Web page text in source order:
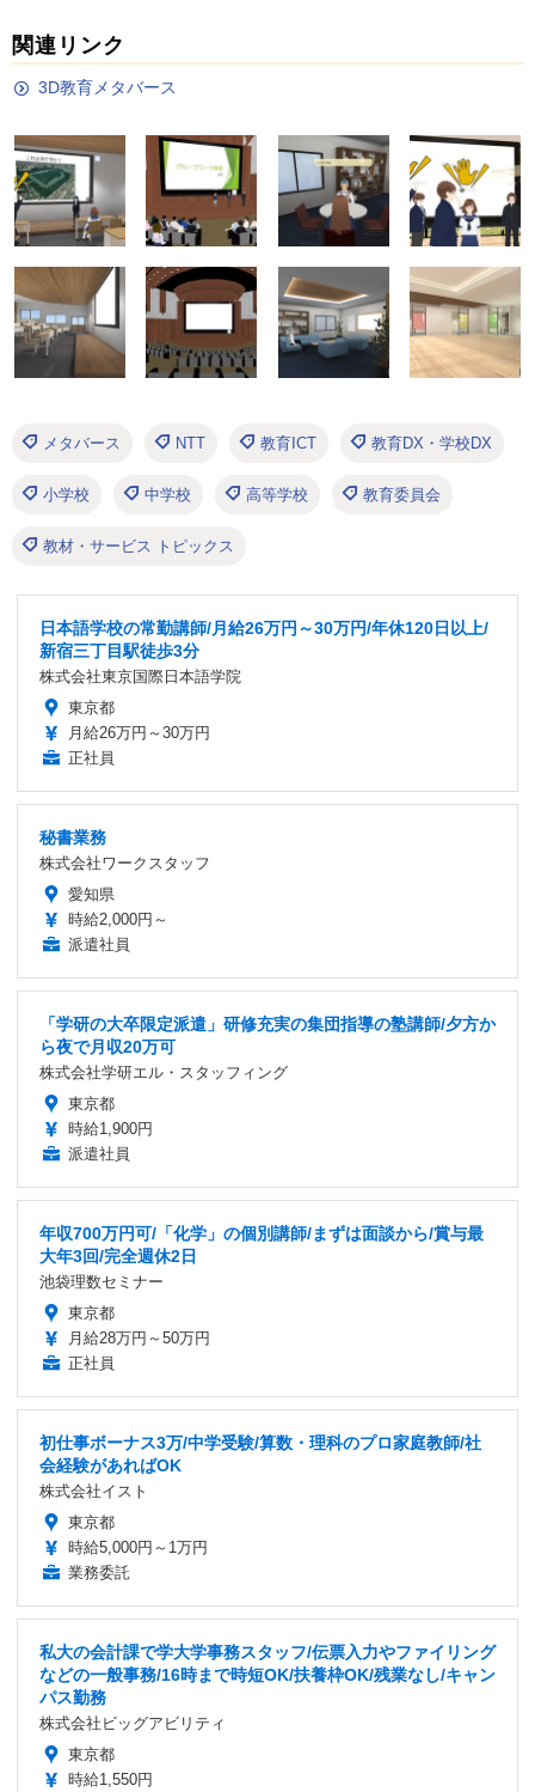
関連リンク
3D教育メタバース
メタバース NTT 教育ICT 教育DX・学校DX
小学校 中学校 高等学校 教育委員会
教材・サービス トピックス
日本語学校の常勤講師/月給26万円～30万円/年休120日以上/
新宿三丁目駅徒歩3分
株式会社東京国際日本語学院
東京都
月給26万円～30万円
正社員
秘書業務
株式会社ワークスタッフ
愛知県
時給2,000円～
派遣社員
「学研の大卒限定派遣」研修充実の集団指導の塾講師/夕方か
ら夜で月収20万可
株式会社学研エル・スタッフィング
東京都
時給1,900円
派遣社員
年収700万円可/「化学」の個別講師/まずは面談から/賞与最
大年3回/完全週休2日
池袋理数セミナー
東京都
月給28万円～50万円
正社員
初仕事ボーナス3万/中学受験/算数・理科のプロ家庭教師/社
会経験があればOK
株式会社イスト
東京都
時給5,000円～1万円
業務委託
私大の会計課で学大学事務スタッフ/伝票入力やファイリング
などの一般事務/16時まで時短OK/扶養枠OK/残業なし/キャン
パス勤務
株式会社ビッグアビリティ
東京都
時給1,550円